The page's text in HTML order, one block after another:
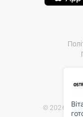
© 2026